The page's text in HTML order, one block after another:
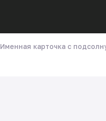
Именная карточка с